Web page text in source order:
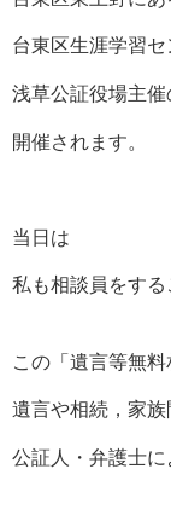
台東区生涯学習
浅草公証役場主
開催されます。
当日は
私も相談員をする
この「遺言等無
遺言や相続，家
公証人・弁護士に